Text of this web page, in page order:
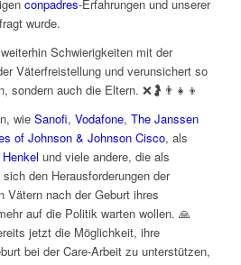
conpadres-Erfahrungen und unserer
wurde.
Schwierigkeiten mit der
Väterfreistellung und verunsichert so
sondern auch die Eltern. ❌🤰👨‍👧‍👦
wie Sanofi, Vodafone, The Janssen
of Johnson & Johnson Cisco, als
Henkel und viele andere, die als
den Herausforderungen der
Vätern nach der Geburt ihres
auf die Politik warten wollen. 🙏
jetzt die Möglichkeit, ihre
bei der Care-Arbeit zu unterstützen,